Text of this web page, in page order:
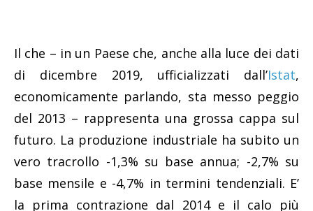
Il che – in un Paese che, anche alla luce dei dati
di dicembre 2019, ufficializzati dall’Istat,
economicamente parlando, sta messo peggio
del 2013 – rappresenta una grossa cappa sul
futuro. La produzione industriale ha subito un
vero tracrollo -1,3% su base annua; -2,7% su
base mensile e -4,7% in termini tendenziali. E’
la prima contrazione dal 2014 e il calo più